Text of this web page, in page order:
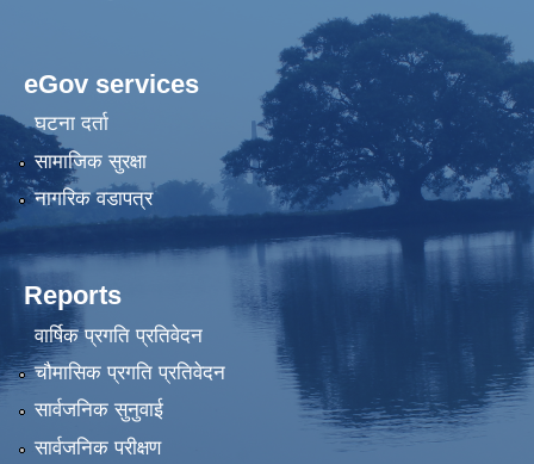
eGov services
घटना दर्ता
सामाजिक सुरक्षा
नागरिक वडापत्र
Reports
वार्षिक प्रगति प्रतिवेदन
चौमासिक प्रगति प्रतिवेदन
सार्वजनिक सुनुवाई
सार्वजनिक परीक्षण